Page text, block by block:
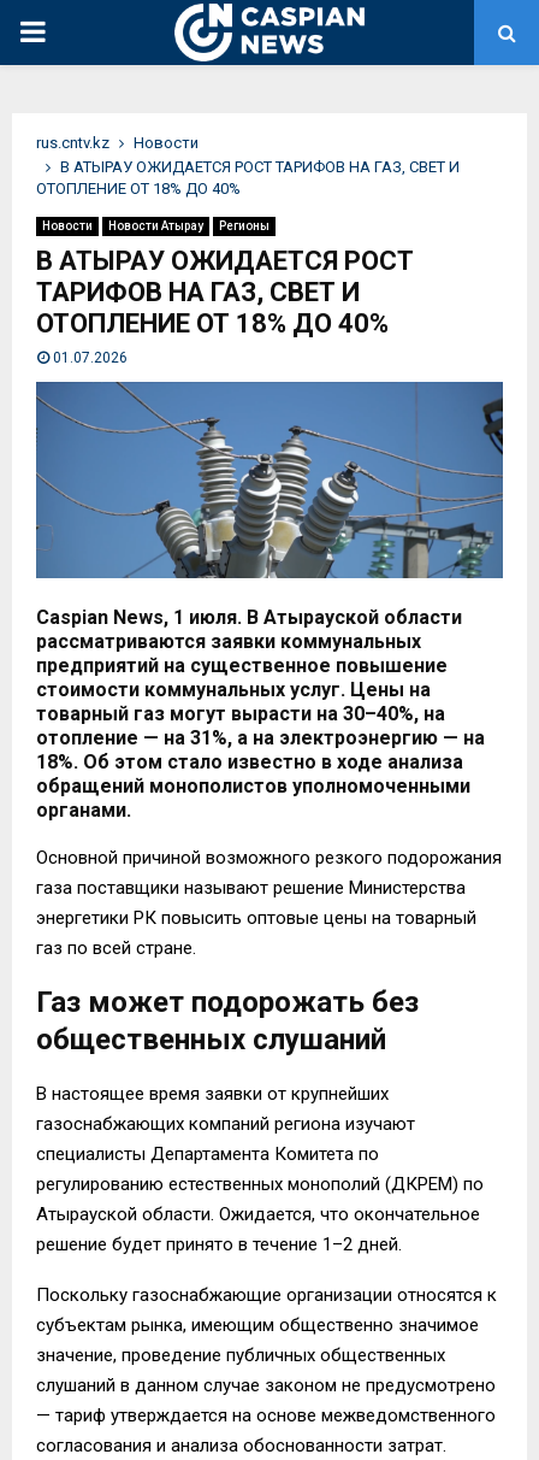
PRIMARY
rus.cntv.kz
Новости
В АТЫРАУ ОЖИДАЕТСЯ РОСТ ТАРИФОВ НА ГАЗ, СВЕТ И
ОТОПЛЕНИЕ ОТ 18% ДО 40%
Новости Новости Атырау Регионы
В АТЫРАУ ОЖИДАЕТСЯ РОСТ
ТАРИФОВ НА ГАЗ, СВЕТ И
ОТОПЛЕНИЕ ОТ 18% ДО 40%
01.07.2026
Caspian News, 1 июля. В Атырауской области
рассматриваются заявки коммунальных
предприятий на существенное повышение
стоимости коммунальных услуг. Цены на
товарный газ могут вырасти на 30–40%, на
отопление — на 31%, а на электроэнергию — на
18%. Об этом стало известно в ходе анализа
обращений монополистов уполномоченными
органами.
Основной причиной возможного резкого подорожания
газа поставщики называют решение Министерства
энергетики РК повысить оптовые цены на товарный
газ по всей стране.
Газ может подорожать без
общественных слушаний
В настоящее время заявки от крупнейших
газоснабжающих компаний региона изучают
специалисты Департамента Комитета по
регулированию естественных монополий (ДКРЕМ) по
Атырауской области. Ожидается, что окончательное
решение будет принято в течение 1–2 дней.
Поскольку газоснабжающие организации относятся к
субъектам рынка, имеющим общественно значимое
значение, проведение публичных общественных
слушаний в данном случае законом не предусмотрено
— тариф утверждается на основе межведомственного
согласования и анализа обоснованности затрат.